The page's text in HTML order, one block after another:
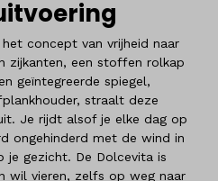
concept van vrijheid naar
zijkanten, een stoffen rolkap
geïntegreerde spiegel,
straalt deze
Je rijdt alsof je elke dag op
ongehinderd met de wind in
je gezicht. De Dolcevita is
wil vieren, zelfs op weg naar